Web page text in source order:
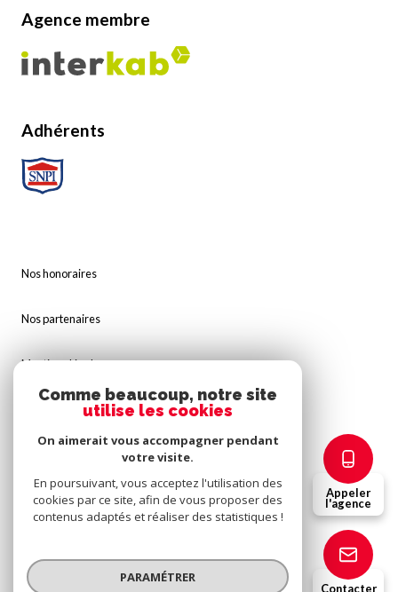
Appeler
l'agence
Contacter
Agence membre
Adhérents
Nos honoraires
Nos partenaires
Mentions légales
Cookies
© 2026 | Tous droits réservés
Comme beaucoup, notre site
utilise les cookies
On aimerait vous accompagner pendant
votre visite.
En poursuivant, vous acceptez l'utilisation des
cookies par ce site, afin de vous proposer des
contenus adaptés et réaliser des statistiques !
PARAMÉTRER